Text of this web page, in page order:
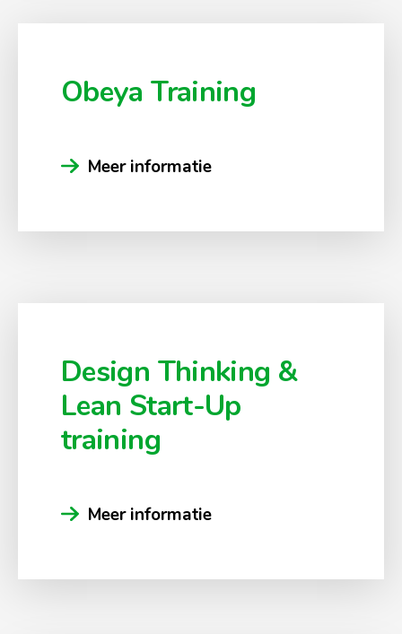
Obeya Training
Meer informatie
Design Thinking &
Lean Start-Up
training
Meer informatie